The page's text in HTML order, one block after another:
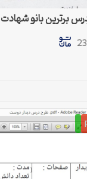
برترین بانو